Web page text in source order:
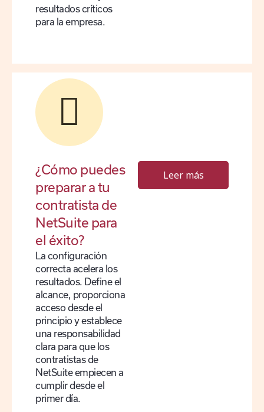
resultados críticos
para la empresa.
¿Cómo puedes
preparar a tu
contratista de
NetSuite para
el éxito?
La configuración
correcta acelera los
resultados. Define el
alcance, proporciona
acceso desde el
principio y establece
una responsabilidad
clara para que los
contratistas de
NetSuite empiecen a
cumplir desde el
primer día.
Leer más